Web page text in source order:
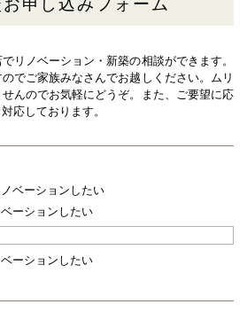
申し込みフォーム
リノベーション・新築の相談ができます。
でご家族みなさんでお越しください。
ムリ
んのでお気軽にどうぞ。また、ご要望に応
応しております。
ベーションしたい
ーションしたい
ーションしたい